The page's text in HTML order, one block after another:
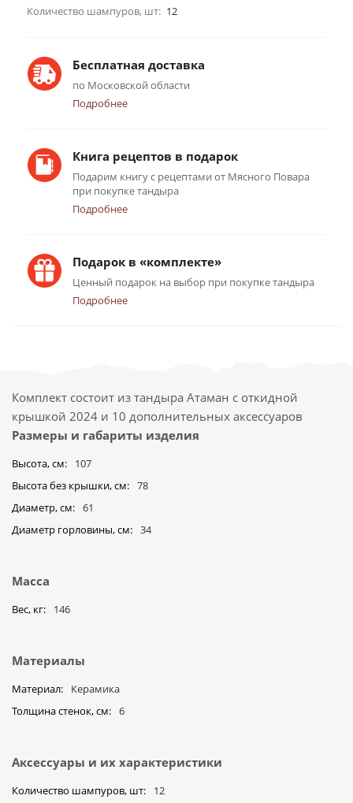
Количество шампуров, шт: 12
Бесплатная доставка
по Московской области
Подробнее
Книга рецептов в подарок
Подарим книгу с рецептами от Мясного Повара
при покупке тандыра
Подробнее
Подарок в «комплекте»
Ценный подарок на выбор при покупке тандыра
Подробнее
Комплект состоит из тандыра Атаман с откидной
крышкой 2024 и 10 дополнительных аксессуаров
Размеры и габариты изделия
Высота, см
107
Высота без крышки, см
78
Диаметр, см
61
Диаметр горловины, см
34
Масса
Вес, кг 146
Материалы
Материал
Керамика
Толщина стенок, см
6
Аксессуары и их характеристики
Количество шампуров, шт 12